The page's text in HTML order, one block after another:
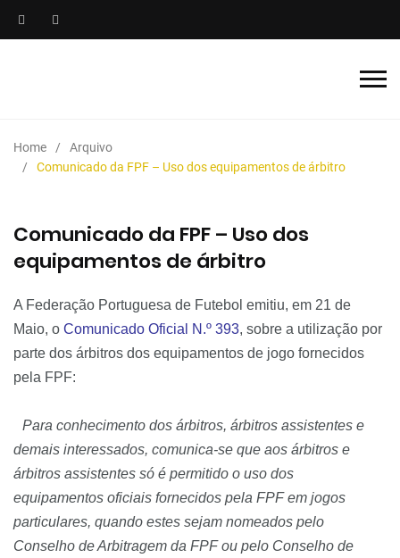
Home
Arquivo
Comunicado da FPF – Uso dos equipamentos de árbitro
Comunicado da FPF – Uso dos
equipamentos de árbitro
A Federação Portuguesa de Futebol emitiu, em 21 de
Maio, o Comunicado Oficial N.º 393, sobre a utilização por
parte dos árbitros dos equipamentos de jogo fornecidos
pela FPF:
Para conhecimento dos árbitros, árbitros assistentes e
demais interessados, comunica-se que aos árbitros e
árbitros assistentes só é permitido o uso dos
equipamentos oficiais fornecidos pela FPF em jogos
particulares, quando estes sejam nomeados pelo
Conselho de Arbitragem da FPF ou pelo Conselho de